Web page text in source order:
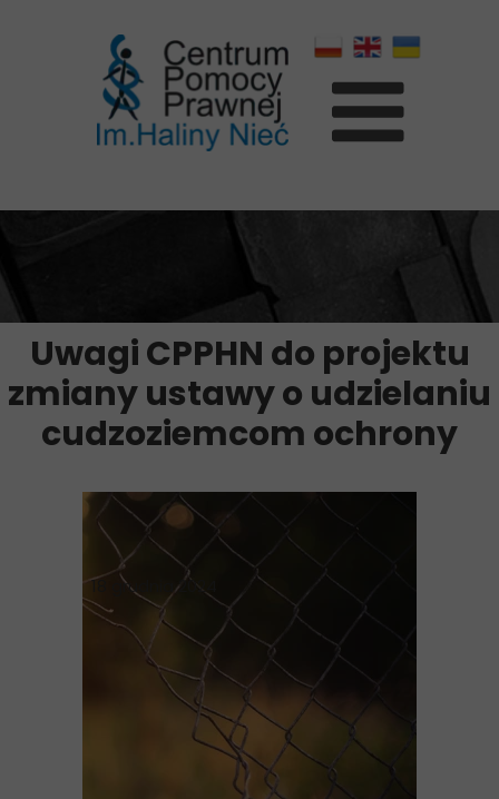
18 grudnia 2024
Uwagi CPPHN do projektu
zmiany ustawy o udzielaniu
cudzoziemcom ochrony